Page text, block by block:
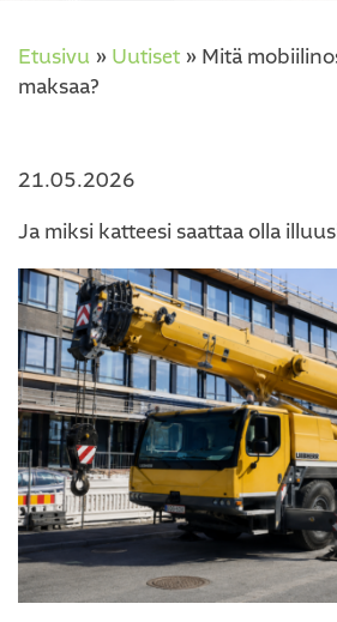
Etusivu » Uutiset » Mitä
maksaa?
21.05.2026
Ja miksi katteesi saattaa olla